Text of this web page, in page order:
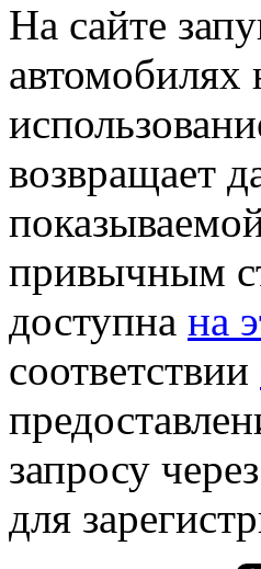
На сайте
автомобилях
возвращает
привычным
доступна на
соответствии
запросу
для